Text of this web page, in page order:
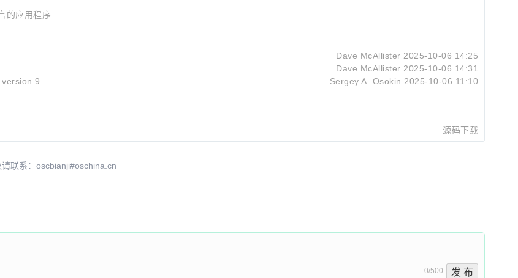
的应用程序
Dave McAllister 2025-10-06 14:25
Dave McAllister 2025-10-06 14:31
9.... Sergey A. Osokin 2025-10-06 11:10
源码下载
联系：oscbianji#oschina.cn
0/500 发 布